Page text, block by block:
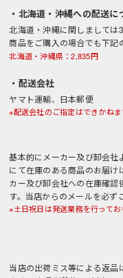
・北海道・沖縄への配送に
北海道・沖縄に関しまして
商品をご購入の場合でも下記
北海道・沖縄県：2,835円
・配送会社
ヤマト運輸、日本郵便
※配送会社のご指定はできかねま
基本的にメーカー及び卸会社
にて在庫のある商品のお届け
カー及び卸会社への在庫確認
す。当店からのメールを必ず
※土日祝日は発送業務を行ってお
当店の出荷ミス等による返品